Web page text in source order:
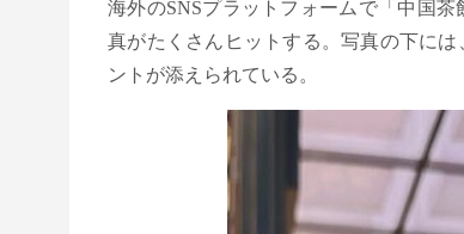
海外のSNSプラットフォームで「中国
真がたくさんヒットする。写真の下に
ントが添えられている。